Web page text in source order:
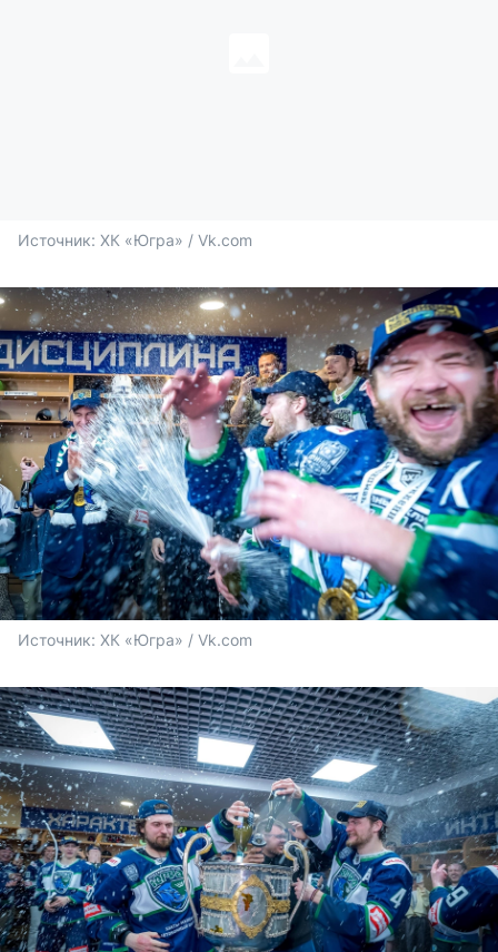
Источник: ХК «Югра» / Vk.com
Источник: ХК «Югра» / Vk.com